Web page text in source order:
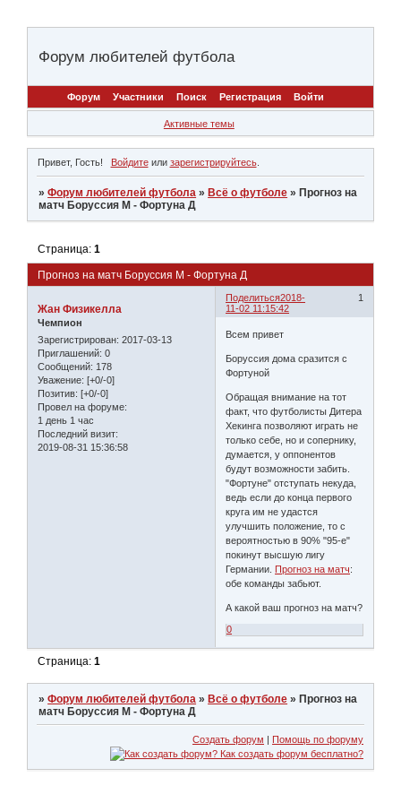
Форум любителей футбола
Форум Участники Поиск Регистрация Войти
Активные темы
Привет, Гость! Войдитеили зарегистрируйтесь.
»Форум любителей футбола » Всё о футболе » Прогноз на
матч Боруссия М - Фортуна Д
Прогноз на матч Боруссия М - Фортуна Д
Страница:1
Поделиться 1
2018-
11-02 11:15:42
Жан Физикелла
Чемпион
Зарегистрирован: 2017-03-13
Приглашений: 0
Сообщений: 178
Уважение: [+0/-0]
Позитив: [+0/-0]
Провел на форуме:
1 день 1 час
Последний визит:
2019-08-31 15:36:58
Всем привет
Боруссия дома сразится с
Фортуной
Обращая внимание на тот
факт, что футболисты Дитера
Хекинга позволяют играть не
только себе, но и сопернику,
думается, у оппонентов
будут возможности забить.
"Фортуне" отступать некуда,
ведь если до конца первого
круга им не удастся
улучшить положение, то с
вероятностью в 90% "95-е"
покинут высшую лигу
Германии.Прогноз на матч:
обе команды забьют.
А какой ваш прогноз на матч?
0
Страница:1
»Форум любителей футбола »Всё о футболе »Прогноз на
матч Боруссия М - Фортуна Д
Создать форум | Помощь по форуму